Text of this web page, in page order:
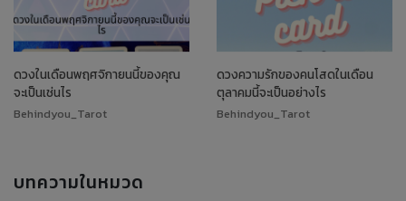
ดวงในเดือนพฤศจิกายนนี้ของคุณ
จะเป็นเช่นไร
Behindyou_Tarot
ดวงความรักของคนโสดในเดือน
ตุลาคมนี้จะเป็นอย่างไร
Behindyou_Tarot
บทความในหมวด